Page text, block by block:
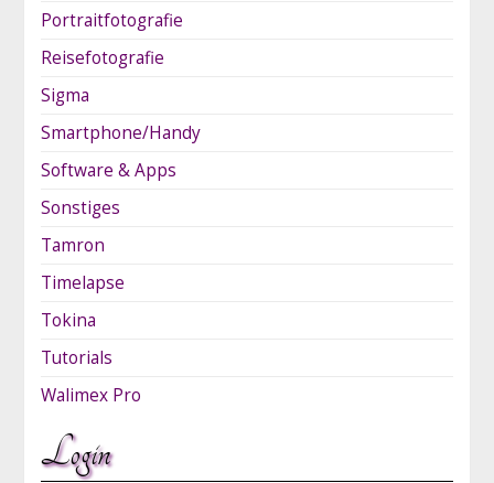
Portraitfotografie
Reisefotografie
Sigma
Smartphone/Handy
Software & Apps
Sonstiges
Tamron
Timelapse
Tokina
Tutorials
Walimex Pro
Login